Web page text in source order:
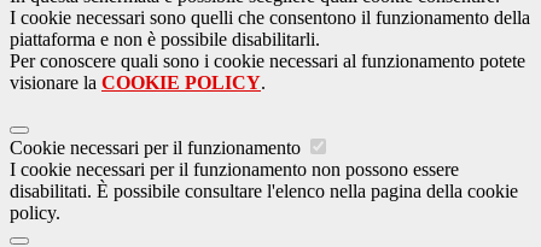
I cookie necessari sono quelli che consentono il funzionamento della
piattaforma e non è possibile disabilitarli.
Per conoscere quali sono i cookie necessari al funzionamento potete
visionare la COOKIE POLICY.
Cookie necessari per il funzionamento
I cookie necessari per il funzionamento non possono essere
disabilitati. È possibile consultare l'elenco nella pagina della cookie
policy.